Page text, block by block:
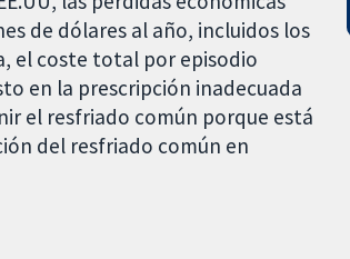
de dólares al año, incluidos los
el coste total por episodio
en la prescripción inadecuada
el resfriado común porque está
del resfriado común en